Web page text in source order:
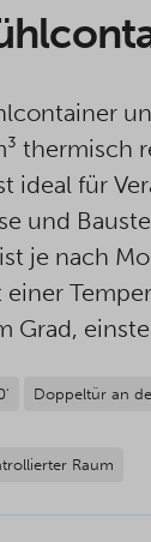
thermisch
ideal für
und
je nach
einer
Grad,
Doppeltür an
Raum